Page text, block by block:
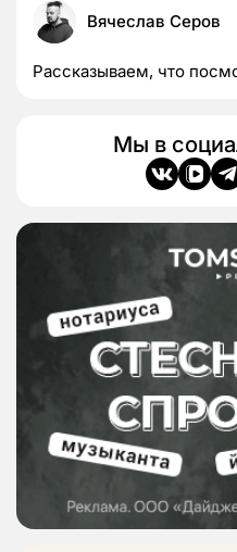
Вячеслав Серов
Рассказываем, что
Мы в